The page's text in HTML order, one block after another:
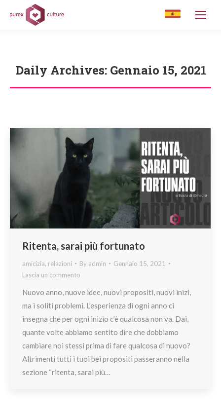
Daily Archives: Gennaio 15, 2021
You are here:
Ritenta, sarai più fortunato
amicizia, relazioni By admin
Gennaio 15, 2021
Lascia un commento
Nuovo anno, nuove idee, nuovi propositi, nuovi inizi,
ma i soliti problemi. L’esperienza di ogni anno ci
insegna che per ogni inizio c’è qualcosa non va. Dai,
quante volte abbiamo sentito dire che dobbiamo
cambiare noi stessi prima di fare qualcosa di nuovo?
Altrimenti tutti i tuoi bei propositi passeranno nella
sezione “ritenta, sarai più…